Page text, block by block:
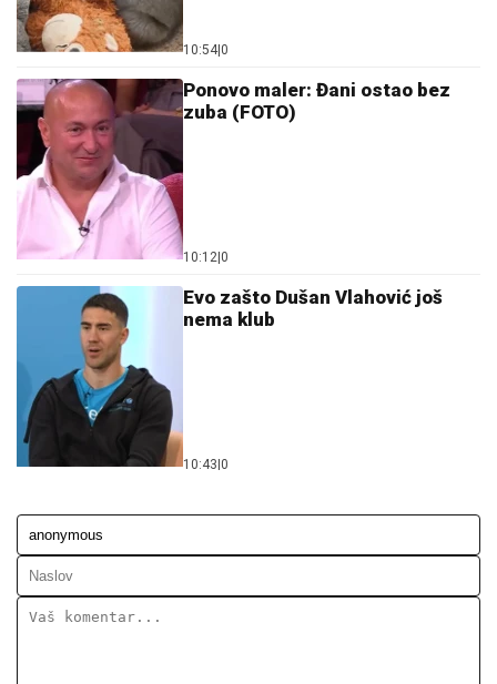
10:54 0
Ponovo maler: Đani ostao bez
zuba (FOTO)
10:12 0
Evo zašto Dušan Vlahović još
nema klub
10:43 0